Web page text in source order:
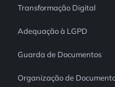
Transformação Digital
Adequação à LGPD
Guarda de Documentos
Organização de